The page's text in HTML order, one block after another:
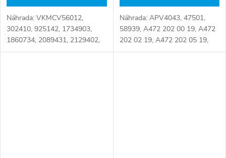
Náhrada: VKMCV56012,
302410, 925142, 1734903,
1860734, 2089431, 2129402,
3146911, APV2730, APV3064,
Náhrada: APV4043, 47501,
58939, A472 202 00 19, A472
202 02 19, A472 202 05 19,
A472 202 11 19, A472 202 12